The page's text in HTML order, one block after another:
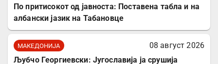
По притисокот од јавноста: Поставена табла и на
албански јазик на Табановце
МАКЕДОНИЈА
08 август 2026
Љубчо Георгиевски: Југославија ја срушија